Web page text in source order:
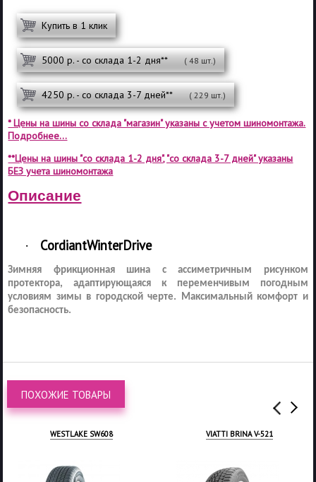
Купить в 1 клик
5000 р. - со склада 1-2 дня** ( 48 шт.)
4250 р. - со склада 3-7 дней** ( 229 шт.)
* Цены на шины со склада "магазин" указаны с учетом шиномонтажа.
Подробнее...
**Цены на шины "со склада 1-2 дня", "со склада 3-7 дней" указаны
БЕЗ учета шиномонтажа
Описание
· CordiantWinterDrive
Зимняя фрикционная шина с ассиметричным рисунком
протектора, адаптирующаяся к переменчивым погодным
условиям зимы в городской черте. Максимальный комфорт и
безопасность.
ПОХОЖИЕ ТОВАРЫ
VIATTI BRINA V-521 WESTLAKE SW618